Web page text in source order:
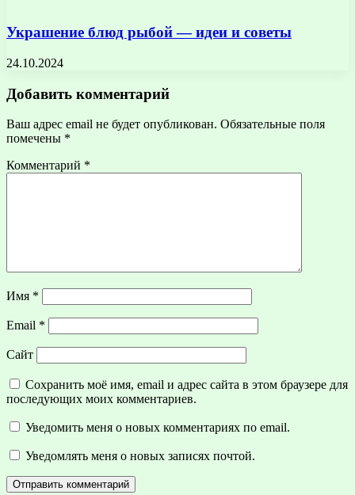
Украшение блюд рыбой — идеи и советы
24.10.2024
Добавить комментарий
Ваш адрес email не будет опубликован. Обязательные поля
помечены *
Комментарий *
Имя *
Email *
Сайт
Сохранить моё имя, email и адрес сайта в этом браузере для
последующих моих комментариев.
Уведомить меня о новых комментариях по email.
Уведомлять меня о новых записях почтой.